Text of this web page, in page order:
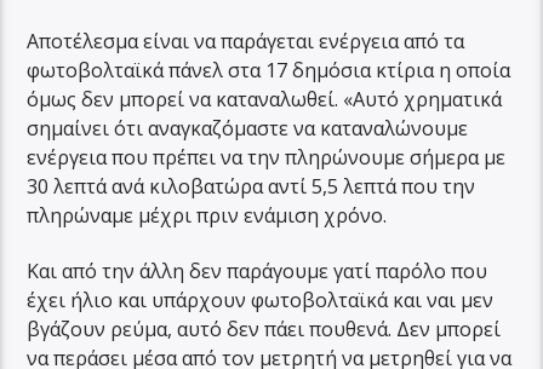
Αποτέλεσμα είναι να παράγεται ενέργεια από τα
φωτοβολταϊκά πάνελ στα 17 δημόσια κτίρια η οποία
όμως δεν μπορεί να καταναλωθεί. «Αυτό χρηματικά
σημαίνει ότι αναγκαζόμαστε να καταναλώνουμε
ενέργεια που πρέπει να την πληρώνουμε σήμερα με
30 λεπτά ανά κιλοβατώρα αντί 5,5 λεπτά που την
πληρώναμε μέχρι πριν ενάμιση χρόνο.
Και από την άλλη δεν παράγουμε γατί παρόλο που
έχει ήλιο και υπάρχουν φωτοβολταϊκά και ναι μεν
βγάζουν ρεύμα, αυτό δεν πάει πουθενά. Δεν μπορεί
να περάσει μέσα από τον μετρητή να μετρηθεί για να